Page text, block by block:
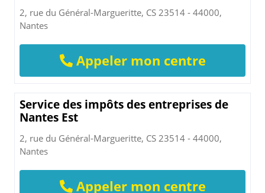
2, rue du Général-Margueritte, CS 23514 - 44000,
Nantes
Appeler mon centre
Service des impôts des entreprises de
Nantes Est
2, rue du Général-Margueritte, CS 23514 - 44000,
Nantes
Appeler mon centre